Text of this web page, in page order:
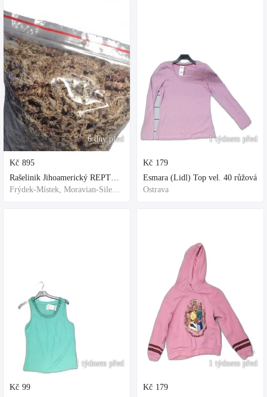
6 dny před
Kč 895
Rašelinik Jihoamerický REPTER - 5 balení - 500g -
Frýdek-Místek, Moravian-Silesian Region,Others
1 týdnem před
Kč 99
1 týdnem před
Kč 179
Esmara (Lidl) Top vel. 40 růžová
Ostrava
1 týdnem před
Kč 179